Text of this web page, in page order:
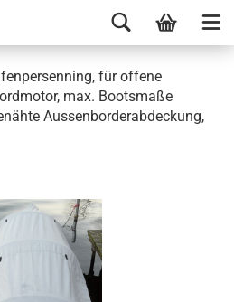
für offene
max. Bootsmaße
Aussenborderabdeckung,